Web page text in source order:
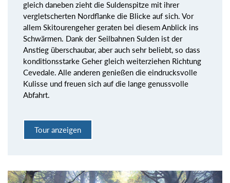
gleich daneben zieht die Suldenspitze mit ihrer
vergletscherten Nordflanke die Blicke auf sich. Vor
allem Skitourengeher geraten bei diesem Anblick ins
Schwärmen. Dank der Seilbahnen Sulden ist der
Anstieg überschaubar, aber auch sehr beliebt, so dass
konditionsstarke Geher gleich weiterziehen Richtung
Cevedale. Alle anderen genießen die eindrucksvolle
Kulisse und freuen sich auf die lange genussvolle
Abfahrt.
Tour anzeigen